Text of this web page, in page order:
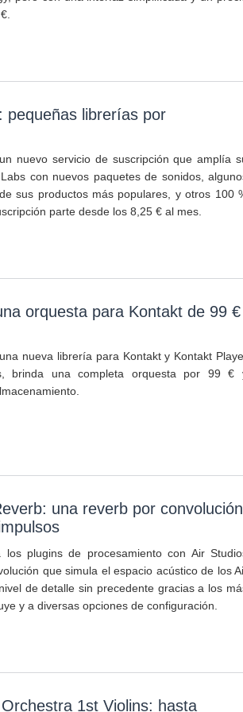
pequeñas librerías por
nuevo servicio de suscripción que amplía
con nuevos paquetes de sonidos,
sus productos más populares, y otros 100
parte desde los 8,25 € al mes.
orquesta para Kontakt de 99 €
nueva librería para Kontakt y Kontakt
brinda una completa orquesta por 99 €
una reverb por convolución
plugins de procesamiento con Air
que simula el espacio acústico de los
de detalle sin precedente gracias a los
y a diversas opciones de configuración.
1st Violins: hasta